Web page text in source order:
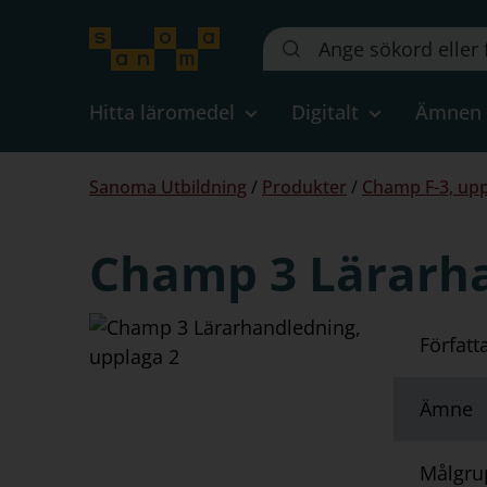
Sök
på
webbplatsen::
Hitta läromedel Digitalt Ämnen
Du
Sanoma Utbildning / Produkter / Champ F-3,
Champ 3
Ämne